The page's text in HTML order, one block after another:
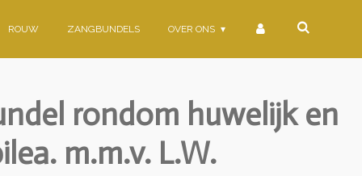
ROUW ZANGBUNDELS OVER ONS
rondom huwelijk en
m.m.v. L.W.